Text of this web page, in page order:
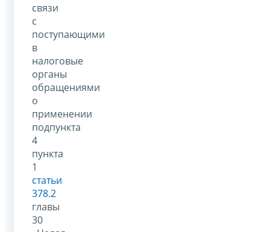
связи
с
поступающими
в
налоговые
органы
обращениями
о
применении
подпункта
4
пункта
1
статьи
378.2
главы
30